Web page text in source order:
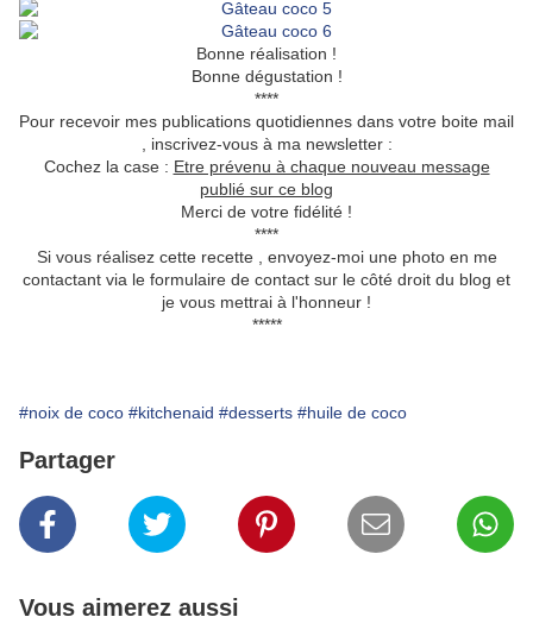
Bonne réalisation !
Bonne dégustation !
****
Pour recevoir mes publications quotidiennes dans votre boite mail
, inscrivez-vous à ma newsletter :
Cochez la case : Etre prévenu à chaque nouveau message
publié sur ce blog
Merci de votre fidélité !
****
Si vous réalisez cette recette , envoyez-moi une photo en me
contactant via le formulaire de contact sur le côté droit du blog et
je vous mettrai à l'honneur !
*****
#noix de coco #kitchenaid #desserts #huile de coco
Partager
Vous aimerez aussi